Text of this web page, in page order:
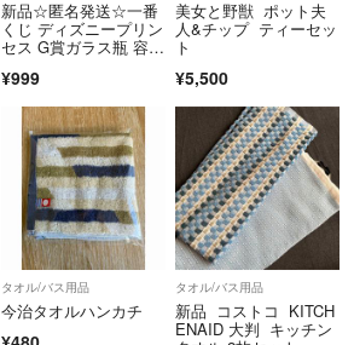
新品☆匿名発送☆一番
くじ ディズニープリン
セス G賞ガラス瓶 容
¥999
美女と野獣 ポット夫
人&チップ ティーセッ
ト
¥5,500
タオル/バス用品
今治タオルハンカチ
タオル/バス用品
新品 コストコ KITCH
ENAID 大判 キッチン